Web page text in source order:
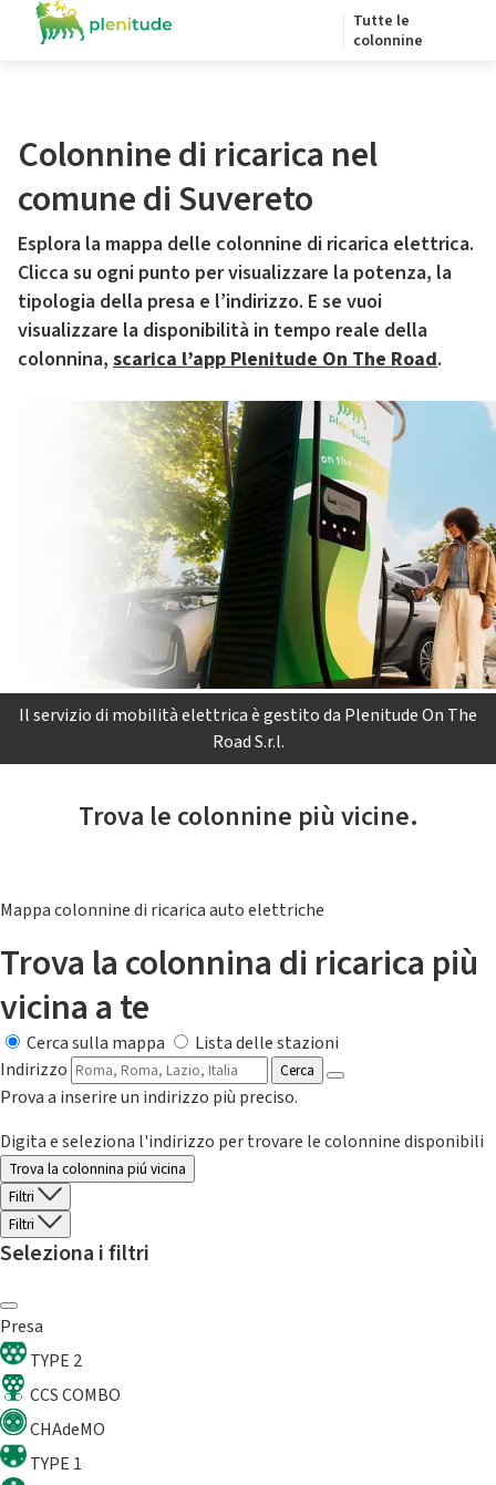
Tutte le
colonnine
Colonnine di ricarica nel
comune di Suvereto
Esplora la mappa delle colonnine di ricarica elettrica.
Clicca su ogni punto per visualizzare la potenza, la
tipologia della presa e l’indirizzo. E se vuoi
visualizzare la disponibilità in tempo reale della
colonnina, scarica l’app Plenitude On The Road.
Il servizio di mobilità elettrica è gestito da Plenitude On The
Road S.r.l.
Trova le colonnine più vicine.
Mappa colonnine di ricarica auto elettriche
Trova la colonnina di ricarica più
vicina a te
Cerca sulla mappa
Lista delle stazioni
Indirizzo
Cerca
Prova a inserire un indirizzo più preciso.
Digita e seleziona l'indirizzo per trovare le colonnine disponibili
Trova la colonnina piú vicina
Filtri
Filtri
Seleziona i filtri
Presa
TYPE 2
CCS COMBO
CHAdeMO
TYPE 1